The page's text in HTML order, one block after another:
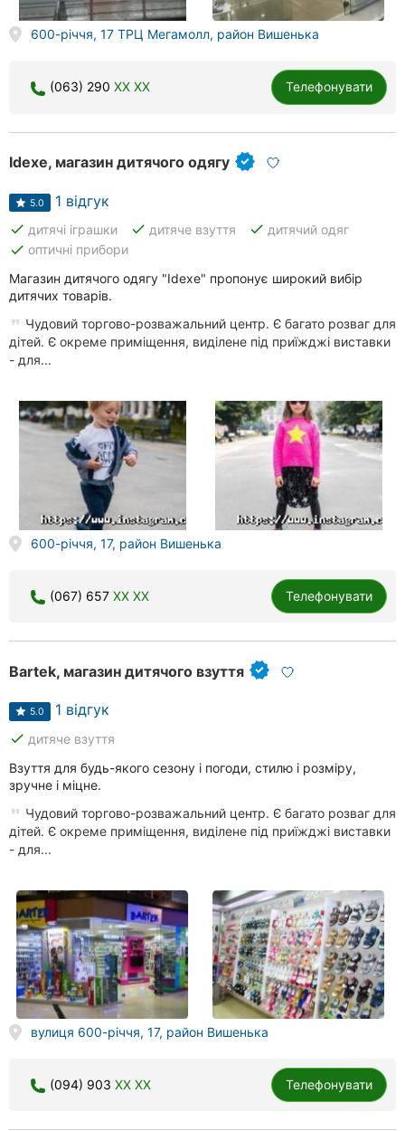
600-річчя, 17 ТРЦ Мегамолл, район Вишенька
(063) 290 XX XX Телефонувати
Idexe, магазин дитячого одягу
5.0 1 відгук
done дитячі іграшки done дитяче взуття done дитячий одяг
done оптичні прибори
Магазин дитячого одягу "Idexe" пропонує широкий вибір
дитячих товарів.
Чудовий торгово-розважальний центр. Є багато розваг для
дітей. Є окреме приміщення, виділене під приїжджі виставки
- для...
600-річчя, 17, район Вишенька
(067) 657 XX XX Телефонувати
Bartek, магазин дитячого взуття
5.0 1 відгук
done дитяче взуття
Взуття для будь-якого сезону і погоди, стилю і розміру,
зручне і міцне.
Чудовий торгово-розважальний центр. Є багато розваг для
дітей. Є окреме приміщення, виділене під приїжджі виставки
- для...
вулиця 600-річчя, 17, район Вишенька
(094) 903 XX XX Телефонувати